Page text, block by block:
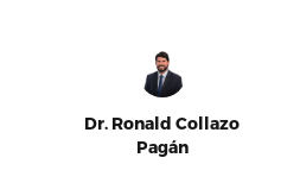
Dr. Ronald Collazo
Pagán